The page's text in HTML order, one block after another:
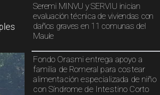
Seremi MINVU y SERVIU inician
evaluación técnica de viviendas con
daños graves en 11 comunas del
Maule
Fondo Orasmi entrega apoyo a
familia de Romeral para costear
alimentación especializada de niño
con Síndrome de Intestino Corto